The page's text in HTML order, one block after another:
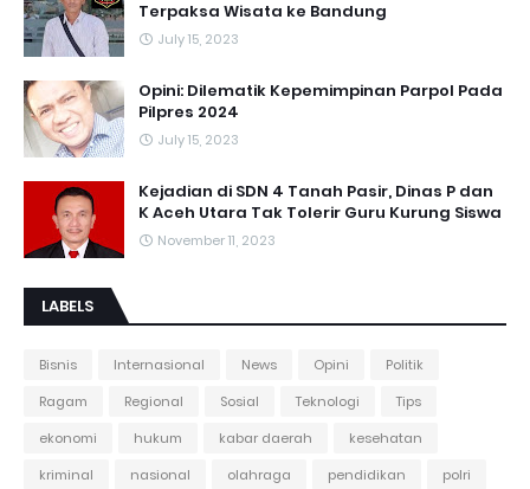
Terpaksa Wisata ke Bandung
July 15, 2023
Opini: Dilematik Kepemimpinan Parpol Pada
Pilpres 2024
July 15, 2023
Kejadian di SDN 4 Tanah Pasir, Dinas P dan
K Aceh Utara Tak Tolerir Guru Kurung Siswa
November 11, 2023
LABELS
Bisnis Internasional News Opini
Politik
Ragam
Regional Sosial Teknologi
Tips
ekonomi
hukum kabar daerah
kesehatan
kriminal
nasional olahraga pendidikan
polri